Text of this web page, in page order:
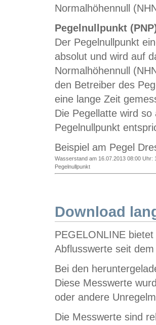
Normalhöhennull
Pegelnullpunkt
Der Pegelnullpunkt
absolut und wird auf
Normalhöhennull
den Betreiber des
eine lange Zeit
Die Pegellatte wird
Pegelnullpunkt
Beispiel am Pegel
Wasserstand am 16.07.2013 08:00 Uhr:
Pegelnullpunkt
Download
PEGELONLINE
Abflusswerte seit
Bei den
Diese Messwerte
oder andere
Die Messwerte sind